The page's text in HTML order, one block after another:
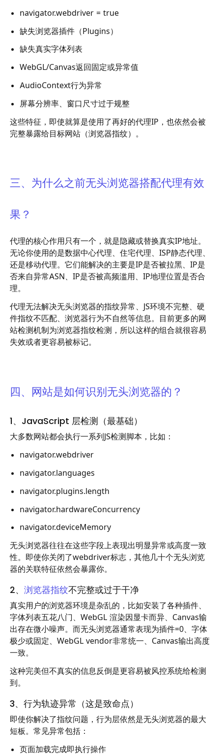
navigator.webdriver = true
缺失浏览器插件（Plugins）
缺失真实字体列表
WebGL/Canvas返回固定或异常值
AudioContext行为异常
屏幕分辨率、窗口尺寸过于规整
这些特征，即使就算是使用了再好的代理IP，也依然会被
完整暴露给目标网站（浏览器指纹）。
三、为什么之前无头浏览器搭配代理有效
果？
代理的核心作用只有一个，就是隐藏或替换真实IP地址。
无论你使用的是数据中心代理、住宅代理、ISP静态代理、
还是移动代理。它们能解决的主要是IP是否被拉黑、IP是
否来自异常ASN、IP是否被高频滥用、IP地理位置是否合
理。
代理无法解决无头浏览器的指纹异常、JS环境不完整、硬
件指纹不匹配、浏览器行为不自然等信息。目前更多的网
站检测机制为浏览器指纹检测，所以这样的组合就很容易
失效或者更容易被标记。
四、网站是如何识别无头浏览器的？
1、JavaScript 层检测（最基础）
大多数网站都会执行一系列JS检测脚本，比如：
navigator.webdriver
navigator.languages
navigator.plugins.length
navigator.hardwareConcurrency
navigator.deviceMemory
无头浏览器往往在这些字段上表现出明显异常或高度一致
性。即使你关闭了webdriver标志，其他几十个无头浏览
器的关联特征依然会暴露你。
2、 浏览器指纹不完整或过于干净
真实用户的浏览器环境是杂乱的，比如安装了各种插件、
字体列表五花八门、WebGL 渲染因显卡而异、Canvas输
出存在微小噪声。而无头浏览器通常表现为插件=0、字体
极少或固定、WebGL vendor非常统一、Canvas输出高度
一致。
这种完美但不真实的信息反倒是更容易被风控系统给检测
到。
3、行为轨迹异常（这是致命点）
即使你解决了指纹问题，行为层依然是无头浏览器的最大
短板。常见异常包括：
页面加载完成即执行操作